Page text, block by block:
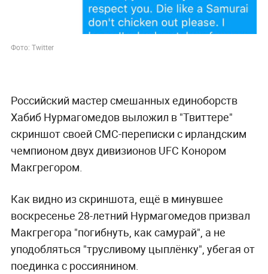
Фото: Twitter
Российский мастер смешанных единоборств
Хабиб Нурмагомедов выложил в "Твиттере"
скриншот своей СМС-переписки с ирландским
чемпионом двух дивизионов UFC Конором
Макгрегором.
Как видно из скриншота, ещё в минувшее
воскресенье 28-летний Нурмагомедов призвал
Макгрегора "погибнуть, как самурай", а не
уподобляться "трусливому цыплёнку", убегая от
поединка с россиянином.